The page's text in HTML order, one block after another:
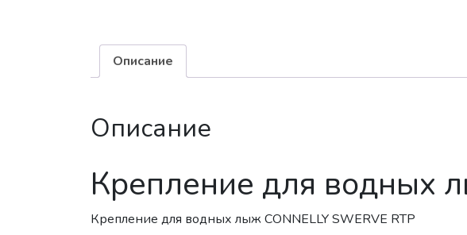
Описание
Описание
Крепление для водных
Крепление для водных лыж CONNELLY SWERVE RTP